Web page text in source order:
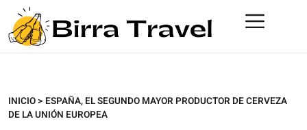
INICIO > ESPAÑA, EL SEGUNDO MAYOR PRODUCTOR DE CERVEZA
DE LA UNIÓN EUROPEA